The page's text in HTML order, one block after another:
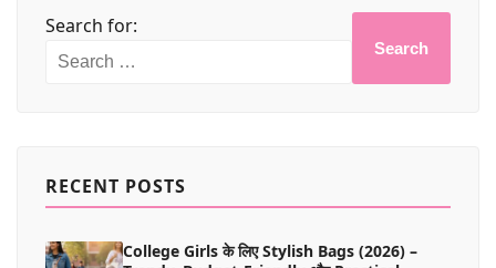
Search for:
Search
RECENT POSTS
College Girls के लिए Stylish Bags (2026) –